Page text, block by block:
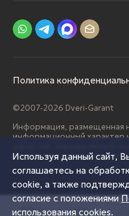
Политика
©2007-2026 Dveri-Garant
Информация, размещенная
информационный характер
Гражданского кодекса
Используя данный сайт,
соглашаетесь на
cookie, а также
согласие с положениями
использования cookies.